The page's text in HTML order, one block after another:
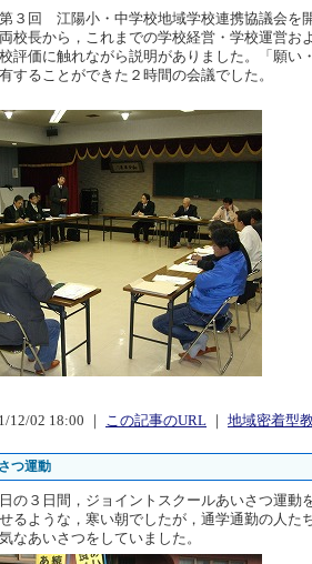
３回 江陽小・中学校地域学校連携協議会を
校長から，これまでの学校経営・学校運営およ
評価に触れながら説明がありました。「願い・
することができた２時間の会議でした。
12/02 18:00 ｜ この記事のURL 地域密着型
つ運動
の３日間，ジョイントスクールあいさつ運動
るような，寒い朝でしたが，通学通勤の人た
なあいさつをしていました。